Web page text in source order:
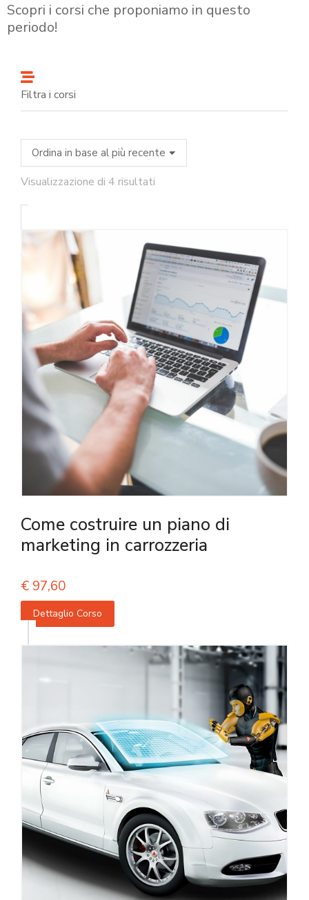
Scopri i corsi che proponiamo in questo
periodo!
Filtra i corsi
Visualizzazione di 4 risultati
Come costruire un piano di
marketing in carrozzeria
€ 97,60
Dettaglio Corso